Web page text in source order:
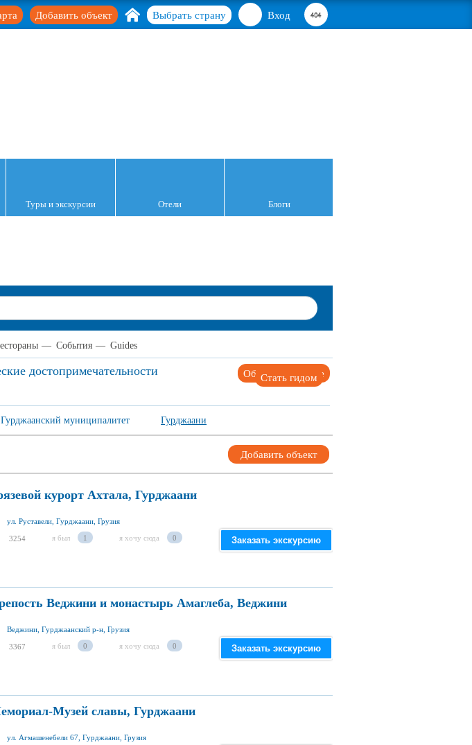
Вход
Выбрать страну
Добавить объект
Туры и экскурсии Отели Блоги
— События — Guides
достопримечательности
Объекты на карте
Стать гидом
Гурджаанский муниципалитет Гурджаани
Добавить объект
курорт Ахтала, Гурджаани
ул. Руставели, Гурджаани, Грузия
3254 я был 1 я хочу сюда 0 Заказать экскурсию
Веджини и монастырь Амаглеба, Веджини
Веджини, Гурджаанский р-н, Грузия
3367 я был 0 я хочу сюда 0 Заказать экскурсию
Музей славы, Гурджаани
ул. Агмашенебели 67, Гурджаани, Грузия